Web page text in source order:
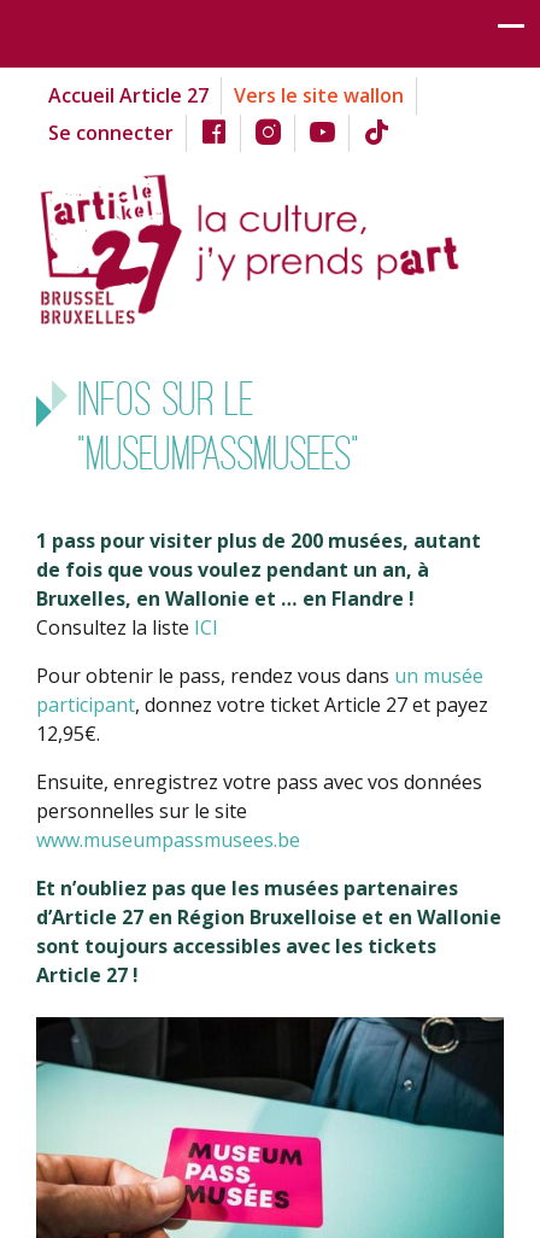
Accueil Article 27
Vers le site wallon
Se connecter
INFOS SUR LE
"MUSEUMPASSMUSEES"
1 pass pour visiter plus de 200 musées, autant
de fois que vous voulez pendant un an, à
Bruxelles, en Wallonie et … en Flandre !
Consultez la liste ICI
Pour obtenir le pass, rendez vous dans un musée
participant, donnez votre ticket Article 27 et payez
12,95€.
Ensuite, enregistrez votre pass avec vos données
personnelles sur le site
www.museumpassmusees.be
Et n’oubliez pas que les musées partenaires
d’Article 27 en Région Bruxelloise et en Wallonie
sont toujours accessibles avec les tickets
Article 27 !